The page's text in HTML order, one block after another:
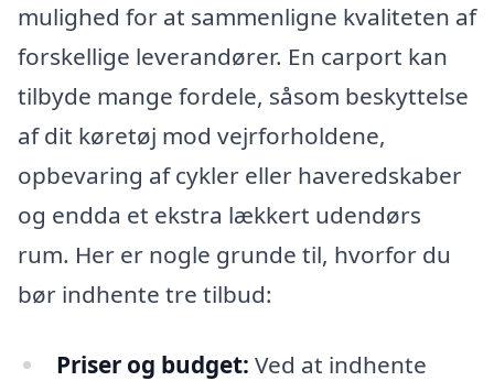
mulighed for at sammenligne kvaliteten af
forskellige leverandører. En carport kan
tilbyde mange fordele, såsom beskyttelse
af dit køretøj mod vejrforholdene,
opbevaring af cykler eller haveredskaber
og endda et ekstra lækkert udendørs
rum. Her er nogle grunde til, hvorfor du
bør indhente tre tilbud:
Priser og budget: Ved at indhente